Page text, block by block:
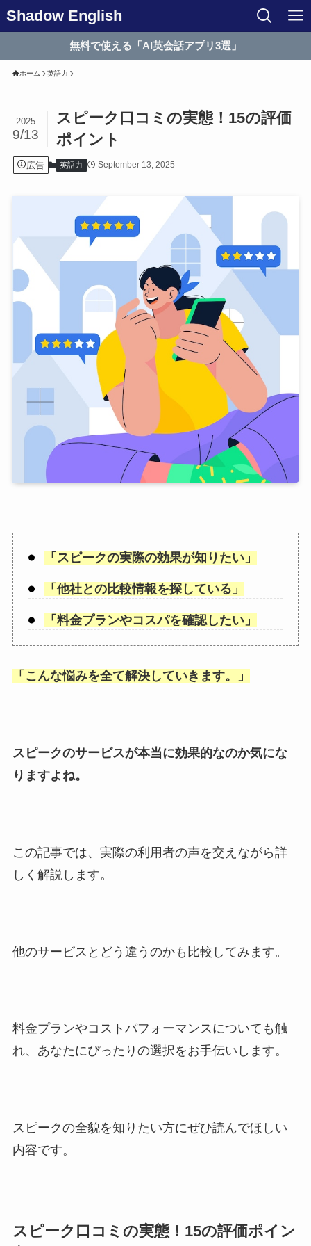
Shadow English
無料で使える「AI英会話アプリ3選」
ホーム 英語力
スピーク口コミの実態！15の評価
ポイント
2025
9/13
広告 英語力 September 13, 2025
「 スピークの実際の効果が知りたい」
「 他社との比較情報を探している 」
「 料金プランやコスパを確認したい」
「 こんな悩みを全て解決していきます。 」
スピークのサービスが本当に効果的なのか気にな
りますよね。
この記事では、実際の利用者の声を交えながら詳
しく解説します。
他のサービスとどう違うのかも比較してみます。
料金プランやコストパフォーマンスについても触
れ、あなたにぴったりの選択をお手伝いします。
スピークの全貌を知りたい方にぜひ読んでほしい
内容です。
スピーク口コミの実態！15の評価ポイン